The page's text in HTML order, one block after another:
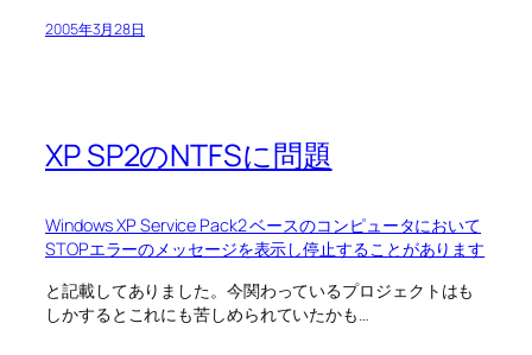
2005年3月28日
XP SP2のNTFSに問題
Windows XP Service Pack2 ベースのコンピュータにおいて
STOPエラーのメッセージを表示し停止することがあります
と記載してありました。今関わっているプロジェクトはも
しかするとこれにも苦しめられていたかも…